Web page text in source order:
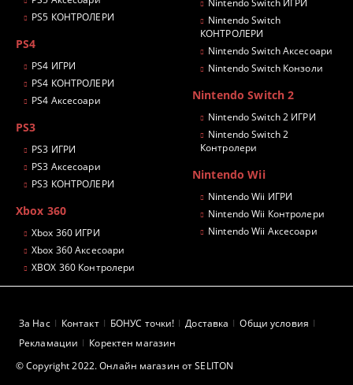
PS5 КОНТРОЛЕРИ
PS4
PS4 ИГРИ
PS4 КОНТРОЛЕРИ
PS4 Аксесоари
PS3
PS3 ИГРИ
PS3 Аксесоари
PS3 КОНТРОЛЕРИ
Xbox 360
Xbox 360 ИГРИ
Xbox 360 Аксесоари
XBOX 360 Контролери
Nintendo Switch ИГРИ
Nintendo Switch
КОНТРОЛЕРИ
Nintendo Switch Аксесоари
Nintendo Switch Конзоли
Nintendo Switch 2
Nintendo Switch 2 ИГРИ
Nintendo Switch 2
Контролери
Nintendo Wii
Nintendo Wii ИГРИ
Nintendo Wii Контролери
Nintendo Wii Аксесоари
© Copyright 2022. Онлайн магазин от SELITON
За Нас Контакт БОНУС точки! Доставка
Общи условия
Рекламации
Коректен магазин